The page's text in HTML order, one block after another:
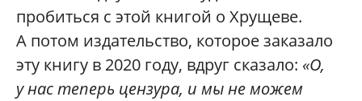
пробиться с этой книгой о Хрущеве.
А потом издательство, которое заказало
эту книгу в 2020 году, вдруг сказало: «О,
у нас теперь цензура, и мы не можем